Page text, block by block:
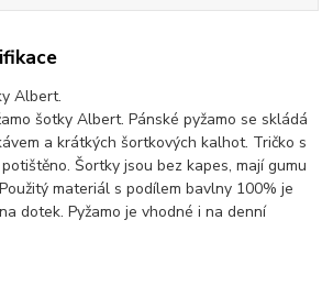
Albert.
šotky Albert. Pánské pyžamo se skládá
a krátkých šortkových kalhot. Tričko s
Šortky jsou bez kapes, mají gumu
materiál s podílem bavlny 100% je
dotek. Pyžamo je vhodné i na denní